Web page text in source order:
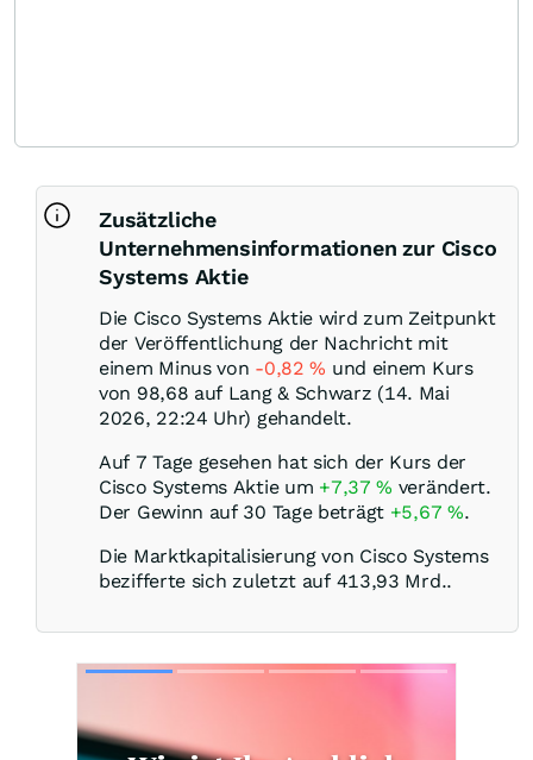
Zusätzliche
Unternehmensinformationen zur Cisco
Systems Aktie
Die Cisco Systems Aktie wird zum Zeitpunkt
der Veröffentlichung der Nachricht mit
einem Minus von -0,82% und einem Kurs
von 98,68 auf Lang & Schwarz (14. Mai
2026, 22:24 Uhr) gehandelt.
Auf 7 Tage gesehen hat sich der Kurs der
Cisco Systems Aktie um +7,37% verändert.
Der Gewinn auf 30 Tage beträgt +5,67 %.
Die Marktkapitalisierung von Cisco Systems
bezifferte sich zuletzt auf 413,93 Mrd..